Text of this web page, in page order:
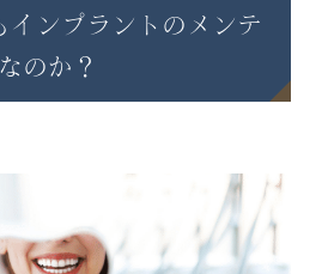
インプラントのメンテ
のか？